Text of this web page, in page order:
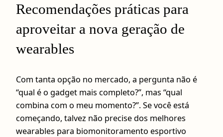
Recomendações práticas para
aproveitar a nova geração de
wearables
Com tanta opção no mercado, a pergunta não é
“qual é o gadget mais completo?”, mas “qual
combina com o meu momento?”. Se você está
começando, talvez não precise dos melhores
wearables para biomonitoramento esportivo